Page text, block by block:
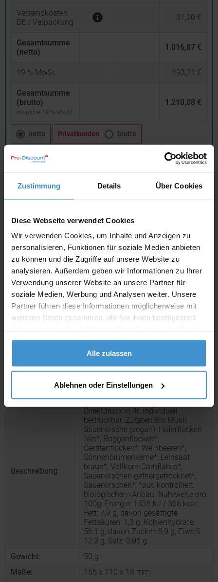
Zustimmung Details Über Cookies
Diese Webseite verwendet Cookies
Wir verwenden Cookies, um Inhalte und Anzeigen zu
personalisieren, Funktionen für soziale Medien anbieten
zu können und die Zugriffe auf unsere Website zu
analysieren. Außerdem geben wir Informationen zu Ihrer
Verwendung unserer Website an unsere Partner für
soziale Medien, Werbung und Analysen weiter. Unsere
Partner führen diese Informationen möglicherweise mit
weiteren Daten zusammen, die Sie ihnen bereitgestellt
gesammelt haben.
Alle zulassen
Ablehnen oder Einstellungen
Versandkosten
DE / Verpackung
31,20 €
Gesamtsumme
(netto)
1.016,87 €
19 % MwSt. 193,21 €
Gesamtsumme
(brutto)
inklusive 19 % MwSt.
1.210,08 €
netto Privatkunden brutto
Angebot drucken
Individuelle Anfrage
Lieferzeiten
Artikel mit Werbeanbringung: ca. 1 - 2 Wochen
Muster bestellen
50g, Faltschachtel
Beschreibung:
Faltschachtel. Werbeanbringung als
Direktdruck in 4c individuell
bedruckbar. Zutaten Bio Müsli
Sauerkirsche (vegan): Haferflocken
fein*, Roggenflocken*,
Gerstenflocken*, Weinbeeren*,
Sonnenblumenkerne*, Leinsaat
braun*, Vollkorn-Cornflakes*;
Sauerkirschen gefriergetrocknet*,
Sauerkirschen*; *aus kontrolliert
biologischem Anbau. Nährwerte pro
100g: Energie: 1536 kJ / 366 kcal,
Fett: 7,9 g, davon gesättigte
Fettsäuren: 1,3 g, Kohlenhydrate:
56,1 g, davon Zucker: 8,9 g, Eiweiß:
12,3 g, Salz: 0,06 g.
Gewicht:
50 g
Maße:
155 x 110 x 18 mm